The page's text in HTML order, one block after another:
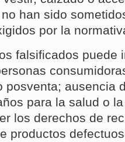
han sido
por la
falsificados puede
posventa; ausencia
para la salud o
los derechos de
productos